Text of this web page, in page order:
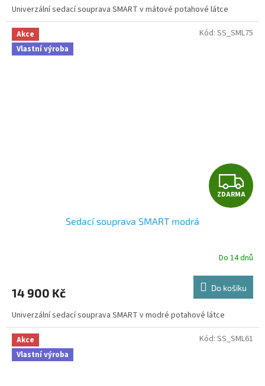
Univerzální sedací souprava SMART v mátové potahové látce
Akce
Vlastní výroba
Z
D
R
M
A
ZDARMA
Sedací souprava SMART modrá
Do 14 dnů
14 900 Kč Do košíku
Univerzální sedací souprava SMART v modré potahové látce
Kód: SS_SML75
Akce
Vlastní výroba
Kód: SS_SML61